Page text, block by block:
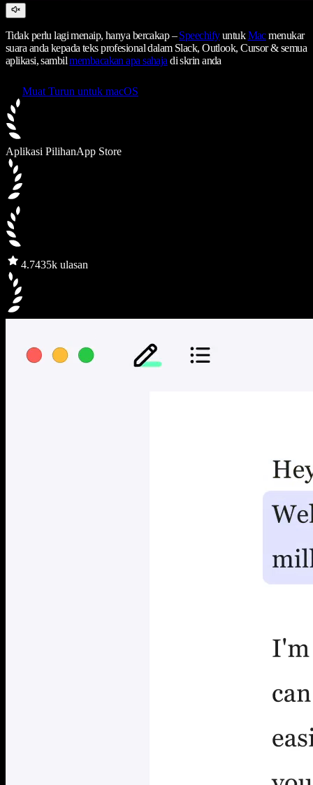
Tidak perlu lagi menaip, hanya bercakap –SpeechifyuntukMacmenukar
suara anda kepada teks profesional dalam Slack, Outlook, Cursor & semua
aplikasi, sambilmembacakan apa sahaja di skrin anda
Muat Turun untuk macOS
Aplikasi PilihanApp Store
4.7435k ulasan